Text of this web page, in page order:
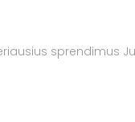
sprendimus